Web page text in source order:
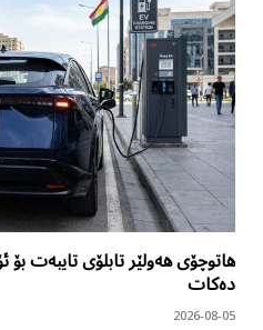
هاتوچۆی هەولێر تابلۆی تایبەت بۆ
دەکات
2026-08-05